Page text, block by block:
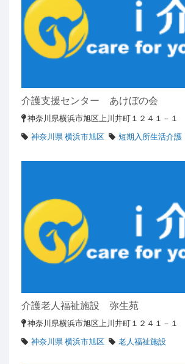
介護支援センター あけぼの会
神奈川県横浜市旭区上川井町１２４１－１
神奈川県 横浜市旭区
短期入所生活介護
介護老人福祉施設 弥生苑
神奈川県横浜市旭区上川井町１２４１－１
神奈川県 横浜市旭区
老人福祉施設